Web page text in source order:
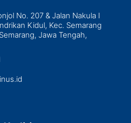
No. 207 & Jalan Nakula I
Kidul, Kec. Semarang
Jawa Tengah,